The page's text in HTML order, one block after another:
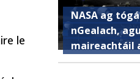
le
NASA ag
nGealach,
maireachtáil